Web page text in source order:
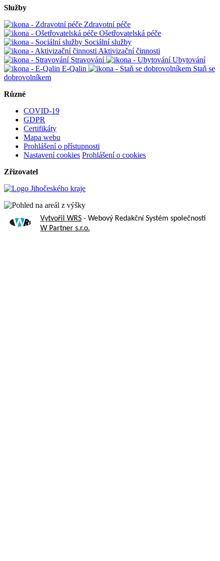
Služby
Zdravotní péče
Ošetřovatelská péče
Sociální služby
Aktivizační činnosti
Stravování
Ubytování
E-Qalin
Staň se
dobrovolníkem
Různé
COVID-19
GDPR
Certifikáty
Mapa webu
Prohlášení o přístupnosti
Nastavení cookies Prohlášení o cookies
Zřizovatel
Vytvořil WRS - Webový Redakční Systém společnosti
W Partner s.r.o.